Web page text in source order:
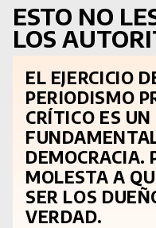
ESTO NO
LOS
EL EJERCICIO
PERIODISMO
CRÍTICO ES
DEMOCRACIA.
MOLESTA A
SER LOS
VERDAD.